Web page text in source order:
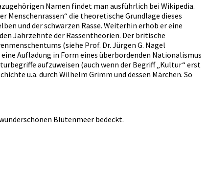
Namen findet man ausführlich bei Wikipedia.
Menschenrassen“ die theoretische Grundlage dieses
und der schwarzen Rasse. Weiterhin erhob er eine
Jahrzehnte der Rassentheorien. Der britische
(siehe Prof. Dr. Jürgen G. Nagel
Aufladung in Form eines überbordenden Nationalismus
aufzuweisen (auch wenn der Begriff „Kultur“ erst
u.a. durch Wilhelm Grimm und dessen Märchen. So
Blütenmeer bedeckt.